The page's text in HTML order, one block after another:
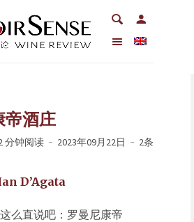
帝酒庄
分钟阅读 2023年09月22日
2条
D’Agata
么直说吧：罗曼尼康帝